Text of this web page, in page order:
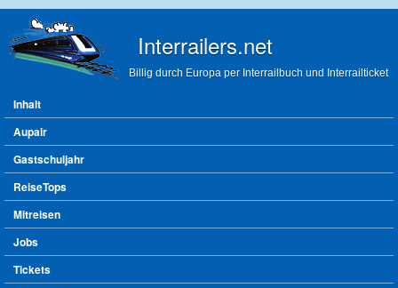
Interrailers.net
Billig durch Europa per Interrailbuch und Interrailticket
Hauptmenü
Inhalt
Aupair
Gastschuljahr
ReiseTops
Mitreisen
Jobs
Tickets